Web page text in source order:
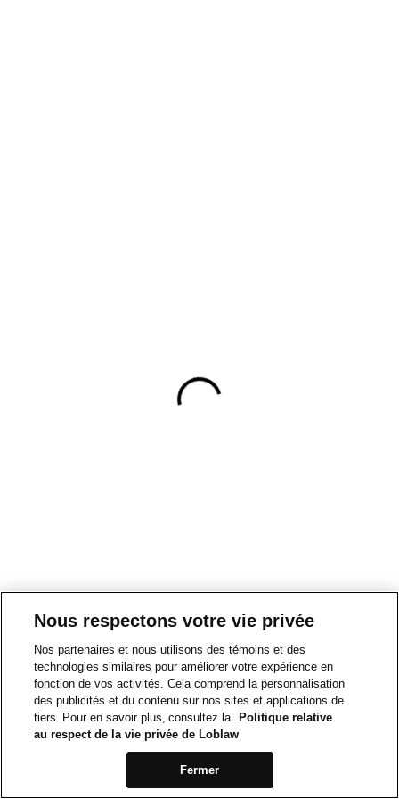
Nous respectons votre vie privée
Nos partenaires et nous utilisons des témoins et des
technologies similaires pour améliorer votre expérience en
fonction de vos activités. Cela comprend la personnalisation
des publicités et du contenu sur nos sites et applications de
tiers. Pour en savoir plus, consultez la
Politique relative
au respect de la vie privée de Loblaw
Fermer